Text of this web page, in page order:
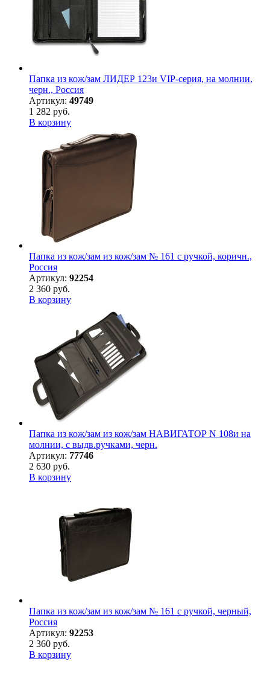
Папка из кож/зам ЛИДЕР 123и VIP-серия, на молнии,
черн., Россия
Артикул: 49749
1 282 руб.
В корзину
Папка из кож/зам из кож/зам № 161 с ручкой, коричн.,
Россия
Артикул: 92254
2 360 руб.
В корзину
Папка из кож/зам из кож/зам НАВИГАТОР N 108и на
молнии, с выдв.ручками, черн.
Артикул: 77746
2 630 руб.
В корзину
Папка из кож/зам из кож/зам № 161 с ручкой, черный,
Россия
Артикул: 92253
2 360 руб.
В корзину